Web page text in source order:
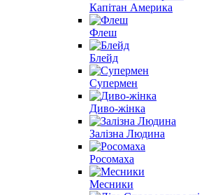
Капітан Америка
Флеш
Блейд
Супермен
Диво-жінка
Залізна Людина
Росомаха
Месники